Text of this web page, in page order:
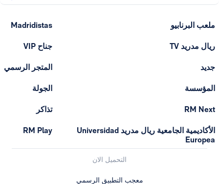
ملعب البرنابيو
ريال مدريد TV
جديد
المؤسسة
RM Next
الأكاديمية الجامعية ريال مدريد Universidad
Europea
Madridistas
جناح VIP
المتجر الرسمي
الجولة
تذاكر
RM Play
التحميل الان
معجب التطبيق الرسمي